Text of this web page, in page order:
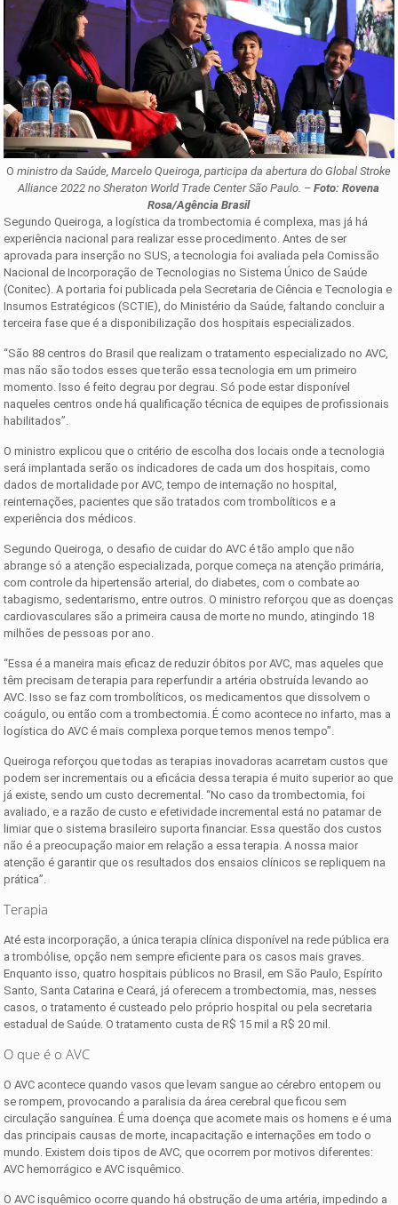
O ministro da Saúde, Marcelo Queiroga, participa da abertura do Global Stroke
Alliance 2022 no Sheraton World Trade Center São Paulo. –Foto: Rovena
Rosa/Agência Brasil
Segundo Queiroga, a logística da trombectomia é complexa, mas já há
experiência nacional para realizar esse procedimento. Antes de ser
aprovada para inserção no SUS, a tecnologia foi avaliada pela Comissão
Nacional de Incorporação de Tecnologias no Sistema Único de Saúde
(Conitec). A portaria foi publicada pela Secretaria de Ciência e Tecnologia e
Insumos Estratégicos (SCTIE), do Ministério da Saúde, faltando concluir a
terceira fase que é a disponibilização dos hospitais especializados.
“São 88 centros do Brasil que realizam o tratamento especializado no AVC,
mas não são todos esses que terão essa tecnologia em um primeiro
momento. Isso é feito degrau por degrau. Só pode estar disponível
naqueles centros onde há qualificação técnica de equipes de profissionais
habilitados”.
O ministro explicou que o critério de escolha dos locais onde a tecnologia
será implantada serão os indicadores de cada um dos hospitais, como
dados de mortalidade por AVC, tempo de internação no hospital,
reinternações, pacientes que são tratados com trombolíticos e a
experiência dos médicos.
Segundo Queiroga, o desafio de cuidar do AVC é tão amplo que não
abrange só a atenção especializada, porque começa na atenção primária,
com controle da hipertensão arterial, do diabetes, com o combate ao
tabagismo, sedentarismo, entre outros. O ministro reforçou que as doenças
cardiovasculares são a primeira causa de morte no mundo, atingindo 18
milhões de pessoas por ano.
“Essa é a maneira mais eficaz de reduzir óbitos por AVC, mas aqueles que
têm precisam de terapia para reperfundir a artéria obstruída levando ao
AVC. Isso se faz com trombolíticos, os medicamentos que dissolvem o
coágulo, ou então com a trombectomia. É como acontece no infarto, mas a
logística do AVC é mais complexa porque temos menos tempo”.
Queiroga reforçou que todas as terapias inovadoras acarretam custos que
podem ser incrementais ou a eficácia dessa terapia é muito superior ao que
já existe, sendo um custo decremental. “No caso da trombectomia, foi
avaliado, e a razão de custo e efetividade incremental está no patamar de
limiar que o sistema brasileiro suporta financiar. Essa questão dos custos
não é a preocupação maior em relação a essa terapia. A nossa maior
atenção é garantir que os resultados dos ensaios clínicos se repliquem na
prática”.
Terapia
Até esta incorporação, a única terapia clínica disponível na rede pública era
a trombólise, opção nem sempre eficiente para os casos mais graves.
Enquanto isso, quatro hospitais públicos no Brasil, em São Paulo, Espírito
Santo, Santa Catarina e Ceará, já oferecem a trombectomia, mas, nesses
casos, o tratamento é custeado pelo próprio hospital ou pela secretaria
estadual de Saúde. O tratamento custa de R$ 15 mil a R$ 20 mil.
O que é o AVC
O AVC acontece quando vasos que levam sangue ao cérebro entopem ou
se rompem, provocando a paralisia da área cerebral que ficou sem
circulação sanguínea. É uma doença que acomete mais os homens e é uma
das principais causas de morte, incapacitação e internações em todo o
mundo. Existem dois tipos de AVC, que ocorrem por motivos diferentes:
AVC hemorrágico e AVC isquêmico.
O AVC isquêmico ocorre quando há obstrução de uma artéria, impedindo a